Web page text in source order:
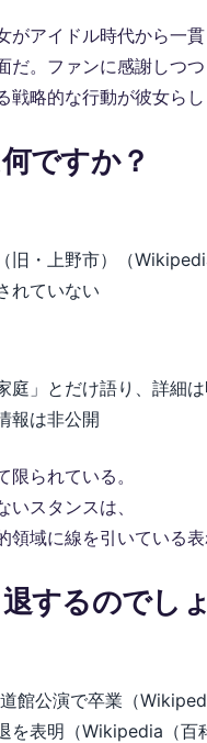
がアイドル時代から一
だ。ファンに感謝しつ
戦略的な行動が彼女ら
ですか？
旧・上野市）（
れていない
庭」とだけ語り、詳細
報は非公開
られている。
スタンスは、
領域に線を引いている
するのでし
館公演で卒業（
を表明（Wikipedia（百